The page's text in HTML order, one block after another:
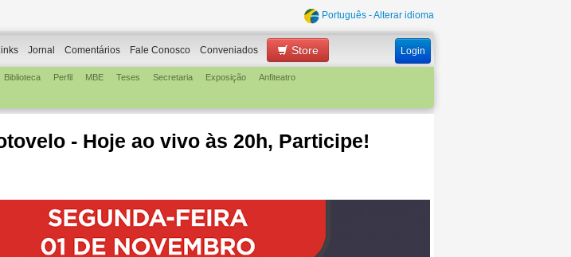
Português - Alterar idioma
Jornal Comentários Fale Conosco Conveniados Login
Store
Biblioteca Perfil MBE Teses Secretaria Exposição Anfiteatro
- Hoje ao vivo às 20h, Participe!